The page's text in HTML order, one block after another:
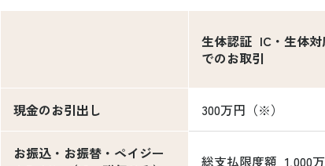
生体認証 IC・生体対
でのお取引
現金のお引出し 300万円（※）
お振込・お振替・ペイジー
総支払限度額 1,000